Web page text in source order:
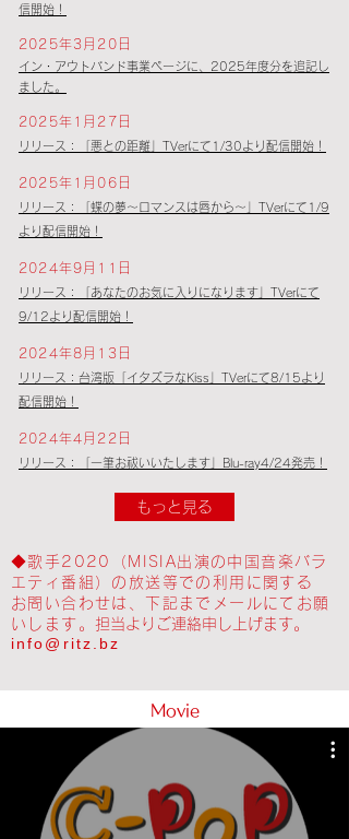
信開始！
2025年3月20日
​イン・アウトバンド事業ページに、2025年度分を追記し
ました。
2025年1月27日
リリース：「悪との距離」TVerにて1/30より配信開始！
2025年1月06日
リリース：「蝶の夢〜ロマンスは唇から〜」TVerにて1/9
より配信開始！
2024年9月11日
リリース：「あなたのお気に入りになります」TVerにて
9/12より配信開始！
2024年8月13日
リリース：台湾版「イタズラなKiss」TVerにて8/15より
配信開始！
2024年4月22日
リリース：「一筆お祓いいたします」Blu-ray4/24発売！
もっと見る
◆歌手2020（MISIA出演の中国音楽バラ
エティ番組）の放送等での利用に関する
お問い合わせは、下記までメールにてお願
いします。 担当よりご連絡申し上げます。
info@ritz.bz
Movie